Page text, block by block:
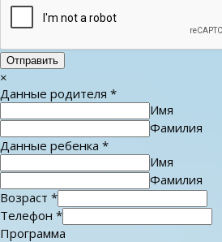
Отправить
×
Данные родителя *
Имя
Фамилия
Данные ребенка *
Имя
Фамилия
Возраст *
Телефон *
Программа